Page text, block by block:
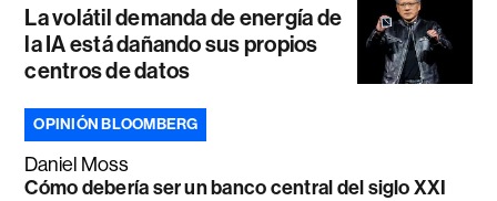
La volátil demanda de energía de
la IA está dañando sus propios
centros de datos
OPINIÓN BLOOMBERG
Daniel Moss
Cómo debería ser un banco central del siglo XXI